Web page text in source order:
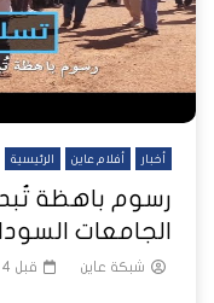
أخبار أفلام عاين الرئيسية
رسوم باهظة
الجامعات
شبكة عاين قبل 4 سنوات